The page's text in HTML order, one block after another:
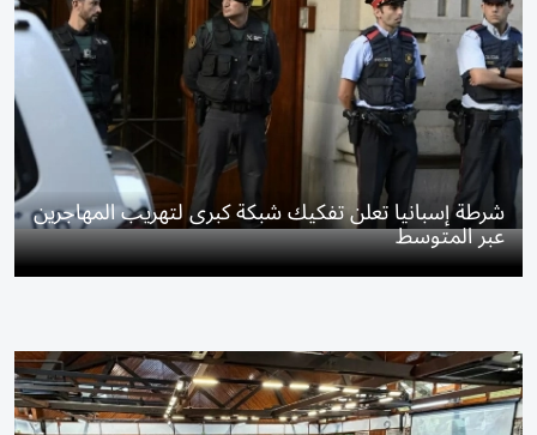
شرطة إسبانيا تعلن تفكيك شبكة كبرى لتهريب المهاجرين
عبر المتوسط